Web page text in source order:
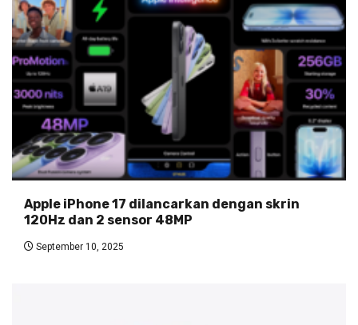
Apple iPhone 17 dilancarkan dengan skrin
120Hz dan 2 sensor 48MP
September 10, 2025